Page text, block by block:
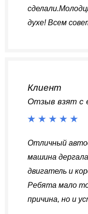
духе! Всем
Клиент
Отзыв взят с
Отличный
машина
двигатель и
Ребята мало
причина, но и